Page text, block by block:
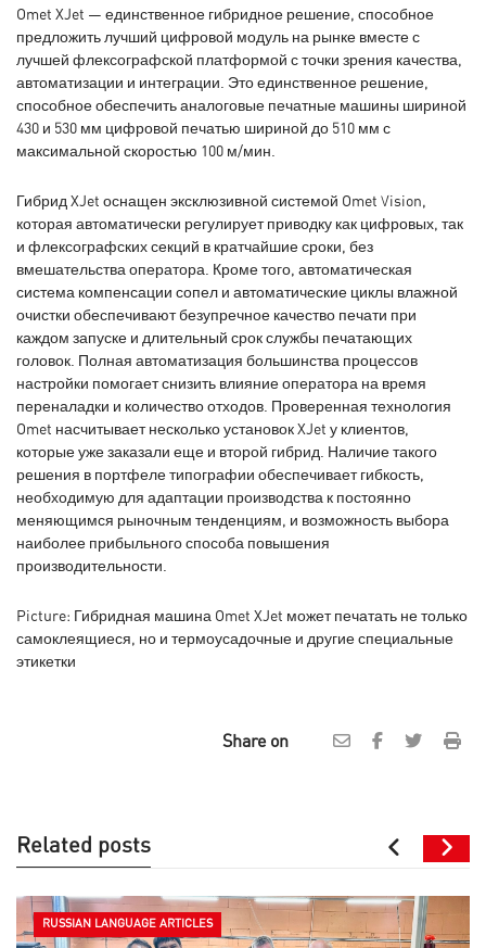
Omet XJet — единственное гибридное решение, способное
предложить лучший цифровой модуль на рынке вместе с
лучшей флексографской платформой с точки зрения качества,
автоматизации и интеграции. Это единственное решение,
способное обеспечить аналоговые печатные машины шириной
430 и 530 мм цифровой печатью шириной до 510 мм с
максимальной скоростью 100 м/мин.
Гибрид XJet оснащен эксклюзивной системой Omet Vision,
которая автоматически регулирует приводку как цифровых, так
и флексографских секций в кратчайшие сроки, без
вмешательства оператора. Кроме того, автоматическая
система компенсации сопел и автоматические циклы влажной
очистки обеспечивают безупречное качество печати при
каждом запуске и длительный срок службы печатающих
головок. Полная автоматизация большинства процессов
настройки помогает снизить влияние оператора на время
переналадки и количество отходов. Проверенная технология
Omet насчитывает несколько установок XJet у клиентов,
которые уже заказали еще и второй гибрид. Наличие такого
решения в портфеле типографии обеспечивает гибкость,
необходимую для адаптации производства к постоянно
меняющимся рыночным тенденциям, и возможность выбора
наиболее прибыльного способа повышения
производительности.
Picture: Гибридная машина Omet XJet может печатать не только
самоклеящиеся, но и термоусадочные и другие специальные
этикетки
Share on
Related posts
RUSSIAN LANGUAGE ARTICLES